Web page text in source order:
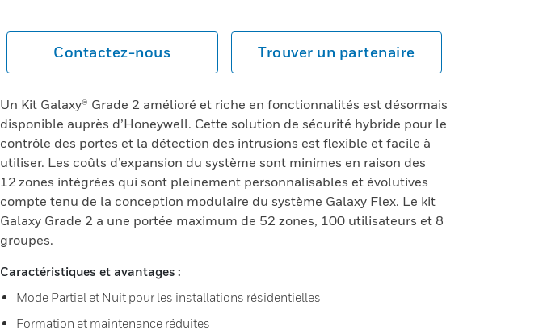
Contactez-nous Trouver un partenaire
Un Kit Galaxy® Grade 2 amélioré et riche en fonctionnalités est désormais
disponible auprès d’Honeywell. Cette solution de sécurité hybride pour le
contrôle des portes et la détection des intrusions est flexible et facile à
utiliser. Les coûts d’expansion du système sont minimes en raison des
12 zones intégrées qui sont pleinement personnalisables et évolutives
compte tenu de la conception modulaire du système Galaxy Flex. Le kit
Galaxy Grade 2 a une portée maximum de 52 zones, 100 utilisateurs et 8
groupes.
Caractéristiques et avantages :
Mode Partiel et Nuit pour les installations résidentielles
Formation et maintenance réduites